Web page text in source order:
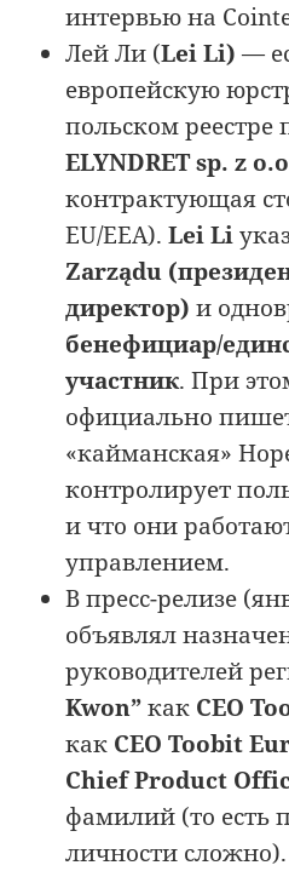
интервью на
Лей Ли (Lei Li) —
европейскую
польском
ELYNDRET sp. z
контрактующая
EU/EEA).Lei Li
Zarządu
директор) и
бенефициар/
участник. При
официально
«кайманская»
контролирует
и что они
управлением.
В пресс-релизе
объявлял
руководителей
Kwon”как CEO
как CEO Toobit
Chief Product
фамилий (то есть
личности сложно).